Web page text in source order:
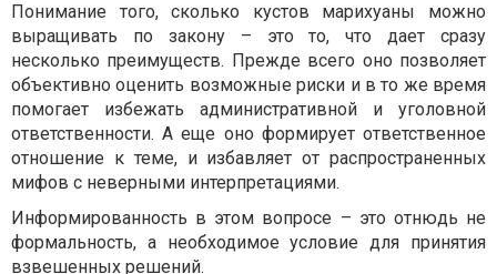
Понимание того, сколько кустов марихуаны можно
выращивать по закону – это то, что дает сразу
несколько преимуществ. Прежде всего оно позволяет
объективно оценить возможные риски и в то же время
помогает избежать административной и уголовной
ответственности. А еще оно формирует ответственное
отношение к теме, и избавляет от распространенных
мифов с неверными интерпретациями.
Информированность в этом вопросе – это отнюдь не
формальность, а необходимое условие для принятия
взвешенных решений.